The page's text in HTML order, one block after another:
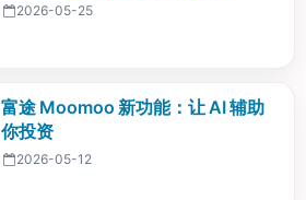
2026-05-25
富途 Moomoo 新功能：让 AI 辅助
你投资
2026-05-12